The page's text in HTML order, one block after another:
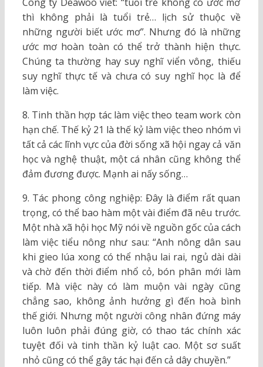
thì không phải là tuổi trẻ… lịch sử thuộc về
những người biết ước mơ”. Nhưng đó là những
ước mơ hoàn toàn có thể trở thành hiện thực.
Chúng ta thường hay suy nghĩ viển vông, thiếu
suy nghĩ thực tế và chưa có suy nghĩ học là để
làm việc.
8. Tinh thần hợp tác làm việc theo team work còn
hạn chế. Thế kỷ 21 là thế kỷ làm việc theo nhóm vì
tất cả các lĩnh vực của đời sống xã hội ngay cả văn
học và nghệ thuật, một cá nhân cũng không thể
đảm đương được. Mạnh ai nấy sống…
9. Tác phong công nghiệp: Ðây là điểm rất quan
trọng, có thể bao hàm một vài điểm đã nêu trước.
Một nhà xã hội học Mỹ nói về nguồn gốc của cách
làm việc tiểu nông như sau: “Anh nông dân sau
khi gieo lúa xong có thể nhậu lai rai, ngủ dài dài
và chờ đến thời điểm nhổ cỏ, bón phân mới làm
tiếp. Mà việc này có làm muộn vài ngày cũng
chẳng sao, không ảnh hưởng gì đến hoà bình
thế giới. Nhưng một người công nhân đứng máy
luôn luôn phải đúng giờ, có thao tác chính xác
tuyệt đối và tinh thần kỷ luật cao. Một sơ suất
nhỏ cũng có thể gây tác hại đến cả dây chuyền.”